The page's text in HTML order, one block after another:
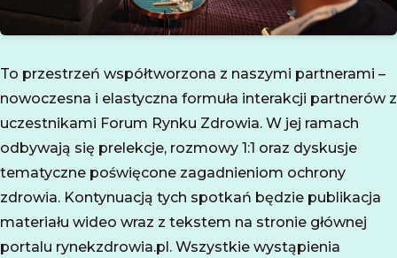
To przestrzeń współtworzona z naszymi partnerami –
nowoczesna i elastyczna formuła interakcji partnerów z
uczestnikami Forum Rynku Zdrowia. W jej ramach
odbywają się prelekcje, rozmowy 1:1 oraz dyskusje
tematyczne poświęcone zagadnieniom ochrony
zdrowia. Kontynuacją tych spotkań będzie publikacja
materiału wideo wraz z tekstem na stronie głównej
portalu rynekzdrowia.pl. Wszystkie wystąpienia